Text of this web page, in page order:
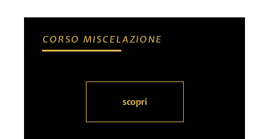
CORSO MISCELAZIONE
scopri